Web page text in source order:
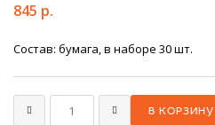
845 р.
Состав: бумага, в наборе 30 шт.